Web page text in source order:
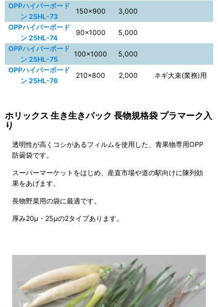
OPPハイパーボード
ン 25HL-73
150×900
3,000
OPPハイパーボード
ン 25HL-74
90×1000
5,000
OPPハイパーボード
ン 25HL-75
100×1000
5,000
OPPハイパーボード
ン 25HL-76
210×800 2,000 ネギ大束(業務)用
ホリックス 生き生きパック 長物規格袋 プラマーク入
り
透明性が高くコシがあるフィルムを使用した、青果物専用OPP
防曇袋です。
スーパーマーケットをはじめ、産直市場や道の駅向けに陳列効
果をあげます。
長物野菜用の袋に最適です。
厚み20μ・25μの2タイプあります。